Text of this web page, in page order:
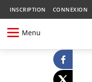
INSCRIPTION CONNEXION
Menu